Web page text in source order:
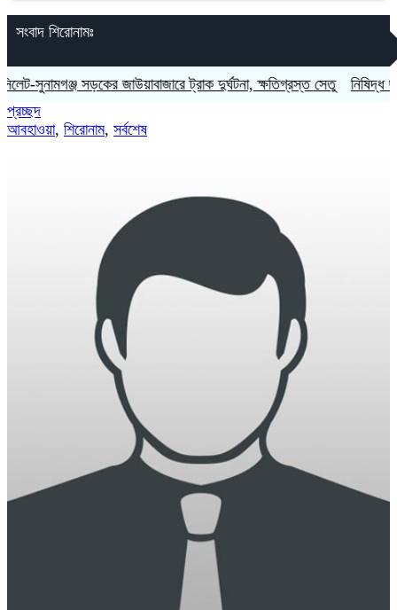
সংবাদ শিরোনামঃ
সড়কের জাউয়াবাজারে ট্রাক দুর্ঘটনা, ক্ষতিগ্রস্ত সেতু নিষিদ্ধ
প্রচ্ছদ
আবহাওয়া, শিরোনাম, সর্বশেষ